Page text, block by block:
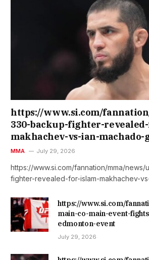
https://www.si.com/
330-backup-fighter-
makhachev-vs-ian-
MMA July 29, 2026
https://www.si.com/fannation/mma/
fighter-revealed-for-islam-makhachev-
https://www.si.com/
main-co-main-event-
edmonton-event
July 29, 2026